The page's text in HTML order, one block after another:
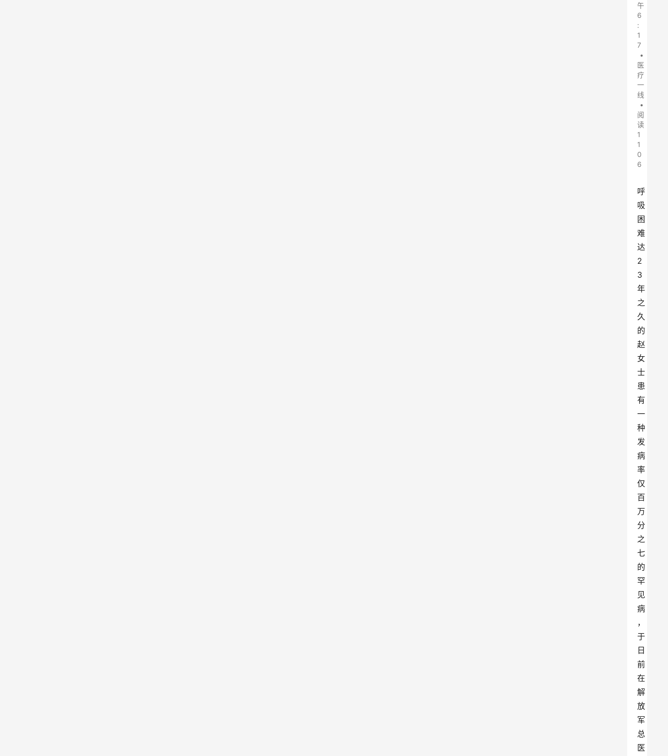
午
6
:
1
7
•
医
疗
一
线
•
阅
读
1
1
0
6
呼
吸
困
难
达
2
3
年
之
久
的
赵
女
士
患
有
一
种
发
病
率
仅
百
万
分
之
七
的
罕
见
病
，
于
日
前
在
解
放
军
总
医